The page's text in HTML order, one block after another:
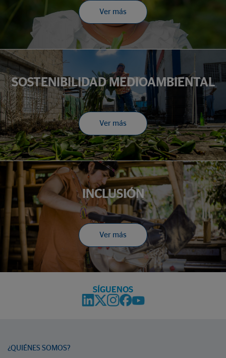
Ver más
SOSTENIBILIDAD MEDIOAMBIENTAL
Ver más
INCLUSIÓN
Ver más
SÍGUENOS
¿QUIÉNES SOMOS?